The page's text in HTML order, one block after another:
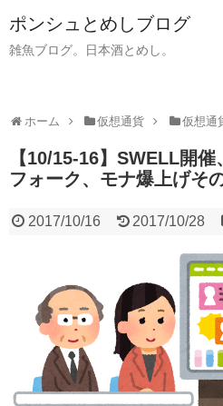
ポンシュとめしブログ
雑魚ブログ。日本酒とめし。
ホーム 仮想通貨 仮想通
【10/15-16】SWELL開
フォーク、モナ爆上げそ
2017/10/16 2017/10/28